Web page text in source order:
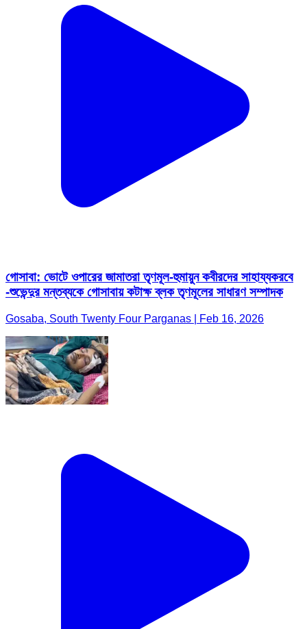
গোসাবা: ভোটে ওপারের জামাতরা তৃণমূল-হুমায়ুন কবীরদের সাহায্যকরবে
-শুভেন্দুর মন্তব্যকে গোসাবায় কটাক্ষ ব্লক তৃণমূলের সাধারণ সম্পাদক
Gosaba, South Twenty Four Parganas | Feb 16, 2026